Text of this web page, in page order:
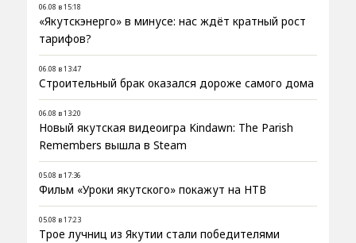
06.08 в 15:18
«Якутскэнерго» в минусе: нас ждёт кратный рост
тарифов?
06.08 в 13:47
Строительный брак оказался дороже самого дома
06.08 в 13:20
Новый якутская видеоигра Kindawn: The Parish
Remembers вышла в Steam
05.08 в 17:36
Фильм «Уроки якутского» покажут на НТВ
05.08 в 17:23
Трое лучниц из Якутии стали победителями